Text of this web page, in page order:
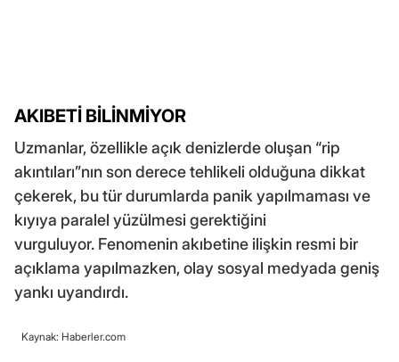
AKIBETİ BİLİNMİYOR
Uzmanlar, özellikle açık denizlerde oluşan “rip
akıntıları”nın son derece tehlikeli olduğuna dikkat
çekerek, bu tür durumlarda panik yapılmaması ve
kıyıya paralel yüzülmesi gerektiğini
vurguluyor. Fenomenin akıbetine ilişkin resmi bir
açıklama yapılmazken, olay sosyal medyada geniş
yankı uyandırdı.
Kaynak: Haberler.com